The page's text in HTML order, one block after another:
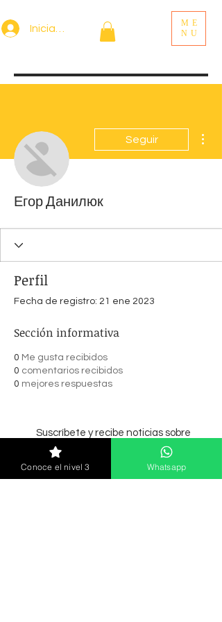
Iniciar sesión
ME
NU
Seguir
Егор Данилюк
Perfil
Fecha de registro: 21 ene 2023
Sección informativa
0 Me gusta recibidos
0 comentarios recibidos
0 mejores respuestas
Suscríbete y recibe noticias sobre
cursos, lanzamiento y más.
Conoce el nivel 3 Whatsapp